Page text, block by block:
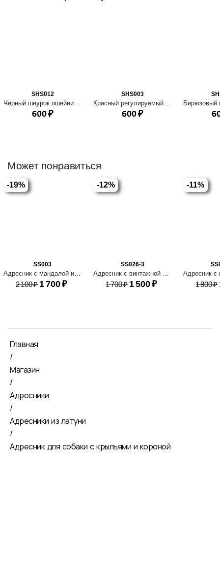
SHS012
Чёрный шнурок ошейник для ношения адресника
600₽
SHS003
Красный регулируемый шнурок ошейник для ношения собачьего адресника
600₽
Может понравиться
-19%
SS003
Адресник с мандалой и лотосом из нержавеющей стали
2 100₽ 1 700₽
-12%
SS026-3
Адресник с винтажной короной
1 700₽ 1 500₽
-11%
1 800₽
Главная
/
Магазин
/
Адресники
/
Адресники из латуни
/
Адресник для собаки с крыльями и короной